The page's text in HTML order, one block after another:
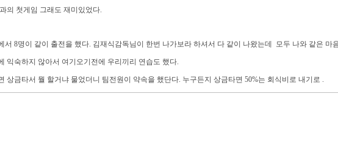
의 첫게임 그래도 재미있었다.
서 8명이 같이 출전을 했다. 김재식감독님이 한번 나가보라 하셔서 다 같이 나왔는데 모두 나와 같은 마
익숙하지 않아서 여기오기전에 우리끼리 연습도 했다.
상금타서 뭘 할거냐 물었더니 팀전원이 약속을 했단다. 누구든지 상금타면 50%는 회식비로 내기로 .